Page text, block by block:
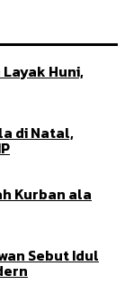
Huni,
di Natal,
Kurban ala
Sebut Idul